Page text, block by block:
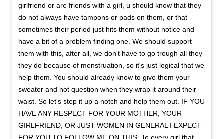
girlfriend or are friends with a girl, u should know that they
do not always have tampons or pads on them, or that
sometimes their period just hits them without notice and
have a bit of a problem finding one. We should support
them with this, after all, we don't have to go trough all they
they do because of menstruation, so it's just logical that we
help them. You should already know to give them your
sweater and not question when they wrap it around their
waist. So let's step it up a notch and help them out. IF YOU
HAVE ANY RESPECT FOR YOUR MOTHER, YOUR
GIRLFRIEND, OR JUST WOMEN IN GENERAL I EXPECT
FOR YOU TO FOLLOW ME ON THIS. To every girl that